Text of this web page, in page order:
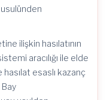
ilişkin hasılatının
aracılığı ile elde
esaslı kazanç